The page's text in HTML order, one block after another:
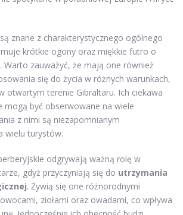
znane z charakterystycznego ogólnego
krótkie ogony oraz miękkie futro o
Warto zauważyć, że mają one również
się do życia w różnych warunkach,
otwartym terenie Gibraltaru. Ich ciekawa
mogą być obserwowane na wiele
z nimi są niezapomnianym
wielu turystów.
odgrywają ważną rolę w
gdyż przyczyniają się do utrzymania
. Żywią się one różnorodnymi
ziołami oraz owadami, co wpływa